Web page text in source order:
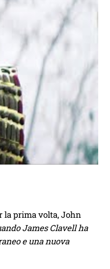
la prima volta, John
James Clavell ha
e una nuova